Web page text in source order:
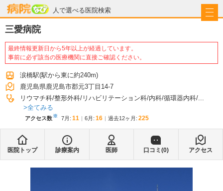
人で選べる医院検索
病院なび
三愛病院
最終情報更新日から5年以上が経過しています。
事前に必ず該当の医療機関に直接ご確認ください。
涙橋駅(駅から東に約240m)
鹿児島県鹿児島市郡元3丁目14-7
リウマチ科 整形外科 リハビリテーション科 内科 循環器内科 ...
全てみる
アクセス数※ 7月 : 11 6月 : 16 過去12ヶ月: 225
医院トップ 診療案内 医師 口コミ(0) アクセス